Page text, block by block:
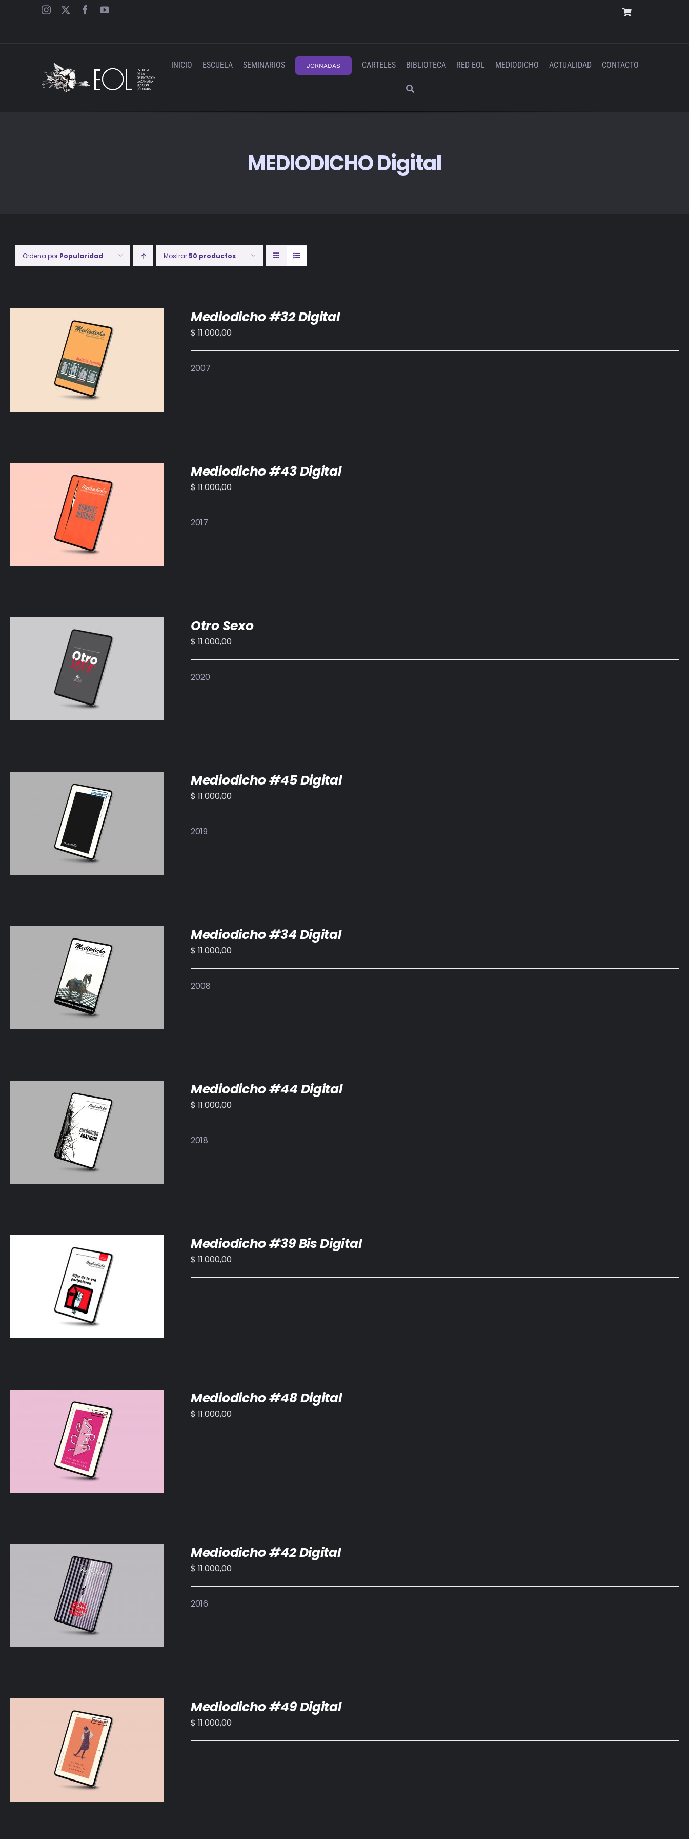
INICIO ESCUELA SEMINARIOS JORNADAS CARTELES BIBLIOTECA RED EOL MEDIODICHO ACTUALIDAD CONTACTO
MEDIODICHO Digital
Ordena por Popularidad Mostrar 50 productos
AÑADIR AL CARRITO /
Mediodicho #32 Digital
$ 11.000,00
2007
AÑADIR AL CARRITO /
Mediodicho #43 Digital
$ 11.000,00
2017
AÑADIR AL CARRITO /
Otro Sexo
$ 11.000,00
2020
AÑADIR AL CARRITO /
Mediodicho #45 Digital
$ 11.000,00
2019
AÑADIR AL CARRITO /
Mediodicho #34 Digital
$ 11.000,00
2008
AÑADIR AL CARRITO /
Mediodicho #44 Digital
$ 11.000,00
2018
AÑADIR AL CARRITO /
Mediodicho #39 Bis Digital
$ 11.000,00
AÑADIR AL CARRITO /
Mediodicho #48 Digital
$ 11.000,00
AÑADIR AL CARRITO /
Mediodicho #42 Digital
$ 11.000,00
2016
AÑADIR AL CARRITO /
Mediodicho #49 Digital
$ 11.000,00